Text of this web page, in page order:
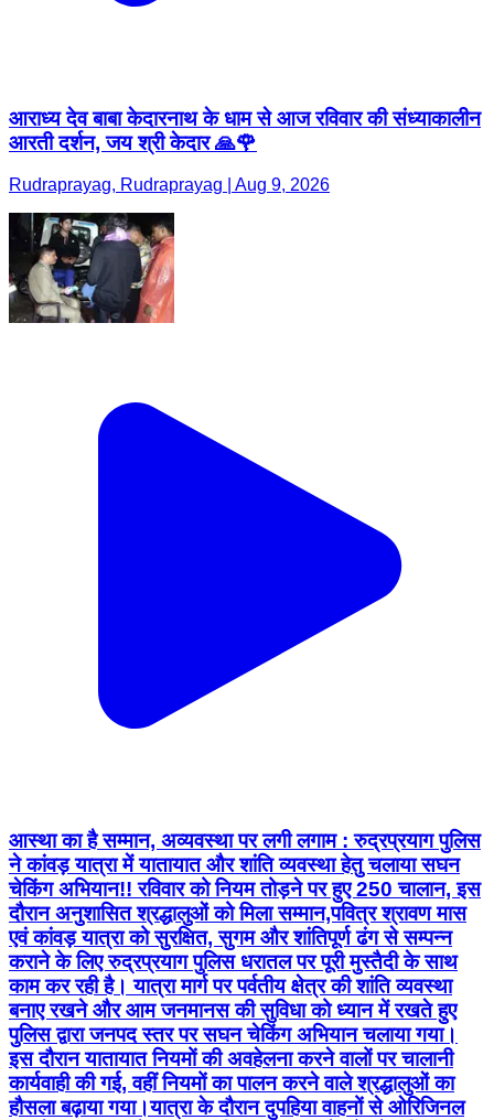
आराध्य देव बाबा केदारनाथ के धाम से आज रविवार की संध्याकालीन
आरती दर्शन, जय श्री केदार 🙏🌹
Rudraprayag, Rudraprayag | Aug 9, 2026
आस्था का है सम्मान, अव्यवस्था पर लगी लगाम : रुद्रप्रयाग पुलिस
ने कांवड़ यात्रा में यातायात और शांति व्यवस्था हेतु चलाया सघन
चेकिंग अभियान!! रविवार को नियम तोड़ने पर हुए 250 चालान, इस
दौरान अनुशासित श्रद्धालुओं को मिला सम्मान, ​ पवित्र श्रावण मास
एवं कांवड़ यात्रा को सुरक्षित, सुगम और शांतिपूर्ण ढंग से सम्पन्न
कराने के लिए रुद्रप्रयाग पुलिस धरातल पर पूरी मुस्तैदी के साथ
काम कर रही है। यात्रा मार्ग पर पर्वतीय क्षेत्र की शांति व्यवस्था
बनाए रखने और आम जनमानस की सुविधा को ध्यान में रखते हुए
पुलिस द्वारा जनपद स्तर पर सघन चेकिंग अभियान चलाया गया।
इस दौरान यातायात नियमों की अवहेलना करने वालों पर चालानी
कार्यवाही की गई, वहीं नियमों का पालन करने वाले श्रद्धालुओं का
हौसला बढ़ाया गया। ​यात्रा के दौरान दुपहिया वाहनों से ओरिजिनल